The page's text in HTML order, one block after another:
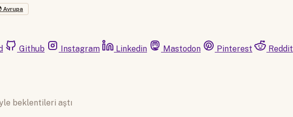
Avrupa
Github Instagram Linkedin Mastodon Pinterest Reddit
beklentileri aştı